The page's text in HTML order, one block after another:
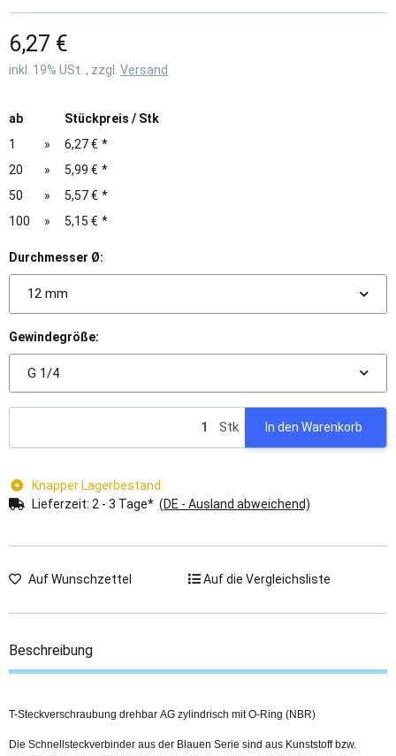
6,27 €
inkl. 19% USt. , zzgl. Versand
ab
Stückpreis / Stk
1
» 6,27 € *
20
» 5,99 € *
50
» 5,57 € *
100
» 5,15 € *
Durchmesser Ø:
12 mm
Gewindegröße:
G 1/4
Stk In den Warenkorb
Knapper Lagerbestand
Lieferzeit: 2 - 3 Tage* (DE - Ausland abweichend)
Auf Wunschzettel Auf die Vergleichsliste
Beschreibung
T-Steckverschraubung drehbar AG zylindrisch mit O-Ring (NBR)
Die Schnellsteckverbinder aus der Blauen Serie sind aus Kunststoff bzw.